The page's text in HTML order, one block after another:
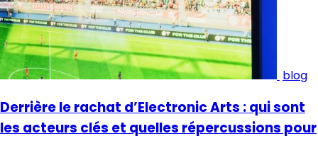
blog
Derrière le rachat d’Electronic Arts : qui sont
les acteurs clés et quelles répercussions pour